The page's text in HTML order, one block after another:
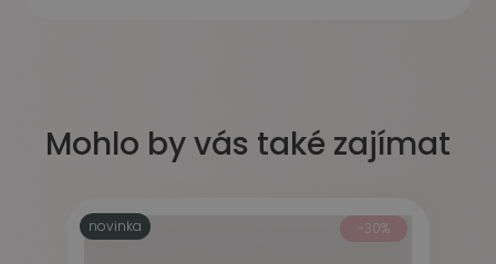
Mohlo by vás také zajímat
-30%
novinka